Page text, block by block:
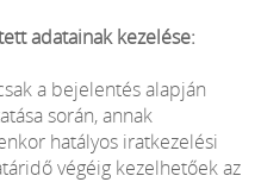
adatainak kezelése:
a bejelentés alapján
során, annak
hatályos iratkezelési
végéig kezelhetőek az